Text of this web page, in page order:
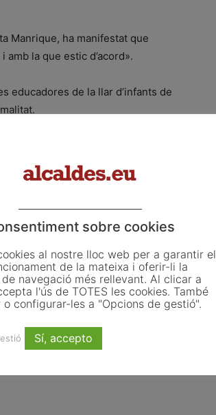
Manrique, ha manifestat que
amb la que estic d’acord».
educadores de la llar d’infants de
Article següent
de la Xarxa de Governs Regionals pel
Desenvolupament Sostenible
sobre cookies
al nostre lloc web per a garantir el
de la mateixa i oferir-li la
navegació més rellevant. Al clicar a
l'ús de TOTES les cookies. També
configurar-les a "Opcions de gestió".
Sí, accepto